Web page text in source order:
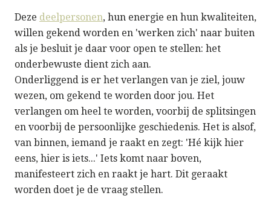
Deze deelpersonen, hun energie en hun kwaliteiten,
willen gekend worden en 'werken zich' naar buiten
als je besluit je daar voor open te stellen: het
onderbewuste dient zich aan.
Onderliggend is er het verlangen van je ziel, jouw
wezen, om gekend te worden door jou. Het
verlangen om heel te worden, voorbij de splitsingen
en voorbij de persoonlijke geschiedenis. Het is alsof,
van binnen, iemand je raakt en zegt: 'Hé kijk hier
eens, hier is iets...' Iets komt naar boven,
manifesteert zich en raakt je hart. Dit geraakt
worden doet je de vraag stellen.